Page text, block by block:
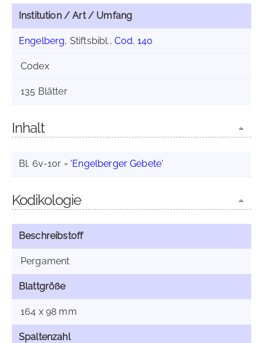
Institution / Art / Umfang
Engelberg, Stiftsbibl., Cod. 140
Codex
135 Blätter
Inhalt
Bl. 6v-10r = 'Engelberger Gebete'
Kodikologie
Beschreibstoff
Pergament
Blattgröße
164 x 98 mm
Spaltenzahl